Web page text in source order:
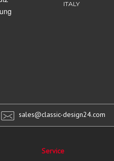
ITALY
sales@classic-design24.com
Service